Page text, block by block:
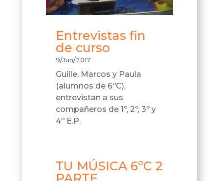
Entrevistas fin
de curso
9/Jun/2017
Guille, Marcos y Paula
(alumnos de 6ºC),
entrevistan a sus
compañeros de 1º, 2º, 3º y
4º E.P.
TU MÚSICA 6ºC 2
PARTE